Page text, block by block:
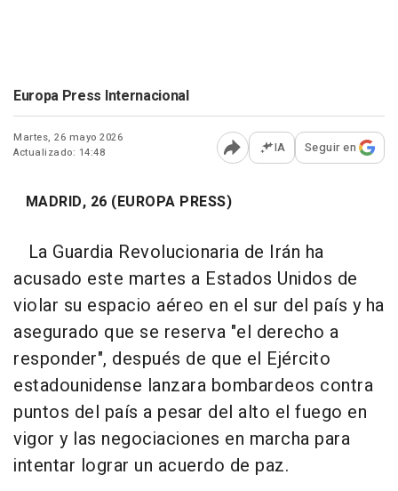
Europa Press Internacional
Martes, 26 mayo 2026
Actualizado: 14:48
Abrir opciones para
IA Seguir en
MADRID, 26 (EUROPA PRESS)
La Guardia Revolucionaria de Irán ha
acusado este martes a Estados Unidos de
violar su espacio aéreo en el sur del país y ha
asegurado que se reserva "el derecho a
responder", después de que el Ejército
estadounidense lanzara bombardeos contra
puntos del país a pesar del alto el fuego en
vigor y las negociaciones en marcha para
intentar lograr un acuerdo de paz.